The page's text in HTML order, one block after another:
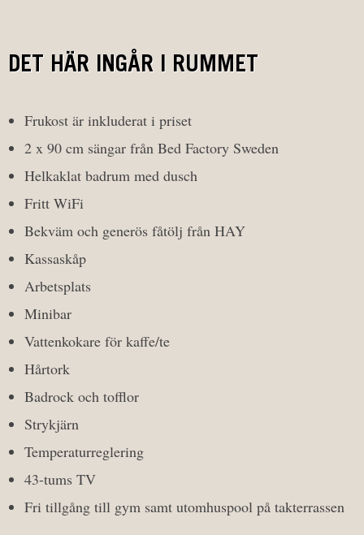
DET HÄR INGÅR I RUMMET
Frukost är inkluderat i priset
2 x 90 cm sängar från Bed Factory Sweden
Helkaklat badrum med dusch
Fritt WiFi
Bekväm och generös fåtölj från HAY
Kassaskåp
Arbetsplats
Minibar
Vattenkokare för kaffe/te
Hårtork
Badrock och tofflor
Strykjärn
Temperaturreglering
43-tums TV
Fri tillgång till gym samt utomhuspool på takterrassen